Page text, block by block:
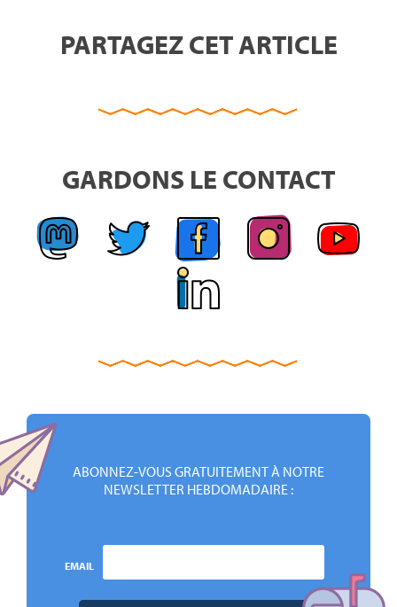
PARTAGEZ CET ARTICLE
GARDONS LE CONTACT
ABONNEZ-VOUS GRATUITEMENT À NOTRE
NEWSLETTER HEBDOMADAIRE :
EMAIL